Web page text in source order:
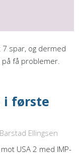
spar, og dermed
få problemer.
i første
Ellingsen
USA 2 med IMP-